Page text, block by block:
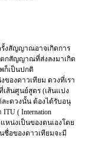
รั้งสัญญาณอาจเกิดการ
กสัญญาณที่ส่งลงมาเกิด
ก็เป็นปกติ
ของดาวเทียม ดวงที่เรา
ส้นศูนย์สูตร (เส้นแบ่ง
ะดวงนั้น ต้องได้รับอนุ
( Internation
แหน่งเป็นของตนเองโดย
ชื่อของดาวเทียมจะมี